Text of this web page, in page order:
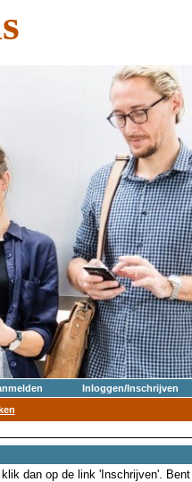
Inloggen/Inschrijven
dan op de link 'Inschrijven'. Bent